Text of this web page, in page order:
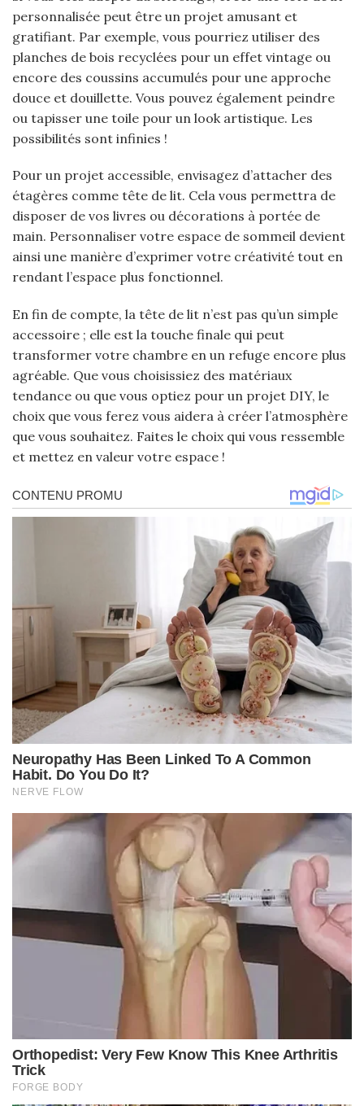
personnalisée peut être un projet amusant et
gratifiant. Par exemple, vous pourriez utiliser des
planches de bois recyclées pour un effet vintage ou
encore des coussins accumulés pour une approche
douce et douillette. Vous pouvez également peindre
ou tapisser une toile pour un look artistique. Les
possibilités sont infinies !
Pour un projet accessible, envisagez d’attacher des
étagères comme tête de lit. Cela vous permettra de
disposer de vos livres ou décorations à portée de
main. Personnaliser votre espace de sommeil devient
ainsi une manière d’exprimer votre créativité tout en
rendant l’espace plus fonctionnel.
En fin de compte, la tête de lit n’est pas qu’un simple
accessoire ; elle est la touche finale qui peut
transformer votre chambre en un refuge encore plus
agréable. Que vous choisissiez des matériaux
tendance ou que vous optiez pour un projet DIY, le
choix que vous ferez vous aidera à créer l’atmosphère
que vous souhaitez. Faites le choix qui vous ressemble
et mettez en valeur votre espace !